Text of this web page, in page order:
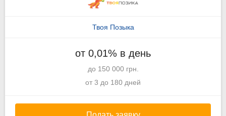
Твоя Позыка
от 0,01% в день
до 150 000 грн.
от 3 до 180 дней